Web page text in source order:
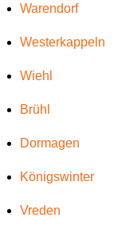
Warendorf
Westerkappeln
Wiehl
Brühl
Dormagen
Königswinter
Vreden